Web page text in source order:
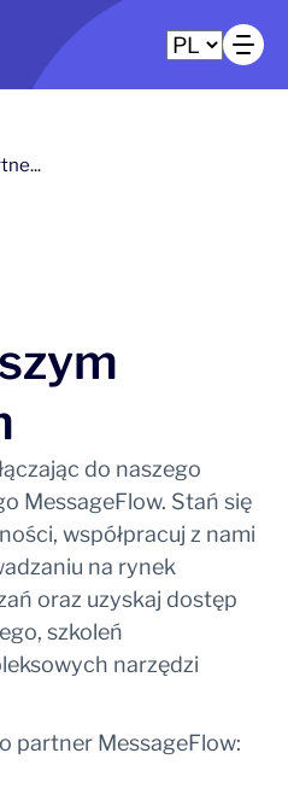
do naszego
MessageFlow. Stań się
współpracuj z nami
na rynek
oraz uzyskaj dostęp
szkoleń
narzędzi
partner MessageFlow: